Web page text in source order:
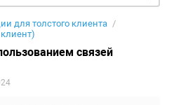
для толстого клиента
связей